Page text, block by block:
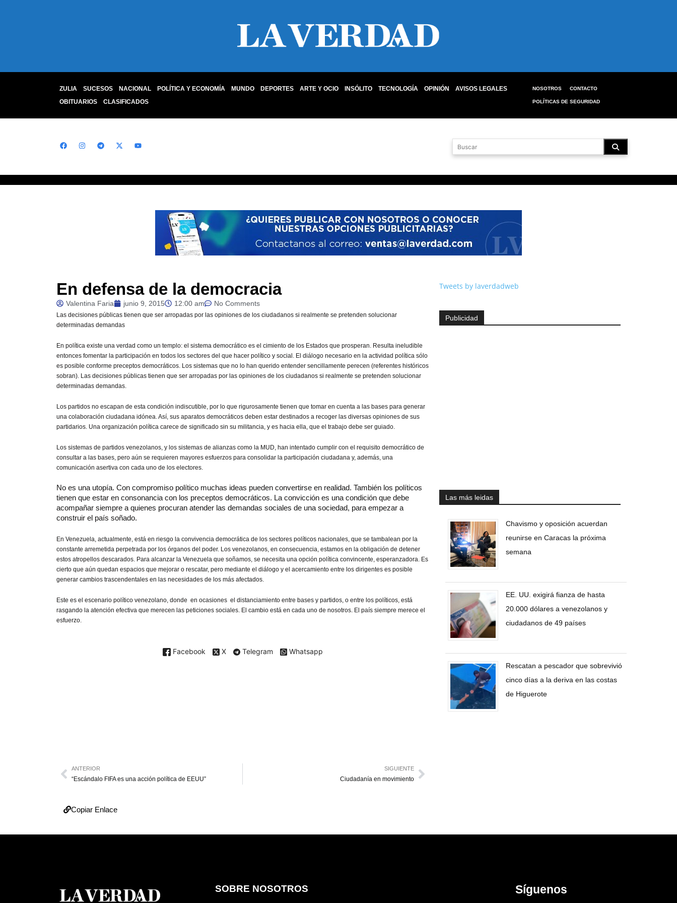
ZULIA SUCESOS NACIONAL POLÍTICA Y ECONOMÍA MUNDO DEPORTES ARTE Y OCIO INSÓLITO TECNOLOGÍA OPINIÓN
AVISOS LEGALES
OBITUARIOS
CLASIFICADOS
NOSOTROS CONTACTO
POLÍTICAS DE SEGURIDAD
En defensa de la democracia
Valentina Faria junio 9, 2015 12:00 am No Comments
Las decisiones públicas tienen que ser arropadas por las opiniones de los ciudadanos si realmente se pretenden solucionar
determinadas demandas
En política existe una verdad como un templo: el sistema democrático es el cimiento de los Estados que prosperan. Resulta ineludible
entonces fomentar la participación en todos los sectores del que hacer político y social. El diálogo necesario en la actividad política sólo
es posible conforme preceptos democráticos. Los sistemas que no lo han querido entender sencillamente perecen (referentes históricos
sobran). Las decisiones públicas tienen que ser arropadas por las opiniones de los ciudadanos si realmente se pretenden solucionar
determinadas demandas.
Los partidos no escapan de esta condición indiscutible, por lo que rigurosamente tienen que tomar en cuenta a las bases para generar
una colaboración ciudadana idónea. Así, sus aparatos democráticos deben estar destinados a recoger las diversas opiniones de sus
partidarios. Una organización política carece de significado sin su militancia, y es hacia ella, que el trabajo debe ser guiado.
Los sistemas de partidos venezolanos, y los sistemas de alianzas como la MUD, han intentado cumplir con el requisito democrático de
consultar a las bases, pero aún se requieren mayores esfuerzos para consolidar la participación ciudadana y, además, una
comunicación asertiva con cada uno de los electores.
No es una utopía. Con compromiso político muchas ideas pueden convertirse en realidad. También los políticos
tienen que estar en consonancia con los preceptos democráticos. La convicción es una condición que debe
acompañar siempre a quienes procuran atender las demandas sociales de una sociedad, para empezar a
construir el país soñado.
En Venezuela, actualmente, está en riesgo la convivencia democrática de los sectores políticos nacionales, que se tambalean por la
constante arremetida perpetrada por los órganos del poder. Los venezolanos, en consecuencia, estamos en la obligación de detener
estos atropellos descarados. Para alcanzar la Venezuela que soñamos, se necesita una opción política convincente, esperanzadora. Es
cierto que aún quedan espacios que mejorar o rescatar, pero mediante el diálogo y el acercamiento entre los dirigentes es posible
generar cambios trascendentales en las necesidades de los más afectados.
Este es el escenario político venezolano, donde en ocasiones el distanciamiento entre bases y partidos, o entre los políticos, está
rasgando la atención efectiva que merecen las peticiones sociales. El cambio está en cada uno de nosotros. El país siempre merece el
esfuerzo.
Facebook X Telegram Whatsapp
Tweets by laverdadweb
Publicidad
Las más leidas
Chavismo y oposición acuerdan
reunirse en Caracas la próxima
semana
EE. UU. exigirá fianza de hasta
20.000 dólares a venezolanos y
ciudadanos de 49 países
Rescatan a pescador que sobrevivió
cinco días a la deriva en las costas
de Higuerote
ANTERIOR
“Escándalo FIFA es una acción política de EEUU”
SIGUIENTE
Ciudadanía en movimiento
Copiar Enlace
SOBRE NOSOTROS Síguenos